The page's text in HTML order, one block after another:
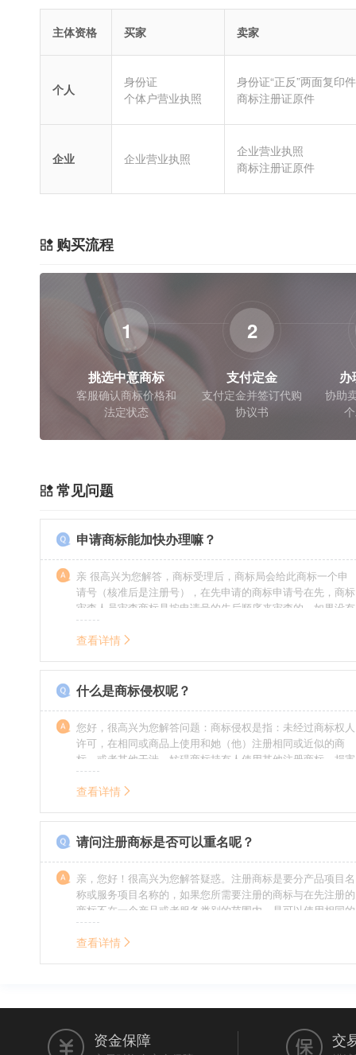
主体资格 买家 卖家
个人
身份证
个体户营业执照
身份证“正反”两面复印件
商标注册证原件
企业 企业营业执照
企业营业执照
商标注册证原件
购买流程
1
挑选中意商标
客服确认商标价格和
法定状态
2
支付定金
支付定金并签订代购
协议书
办
协助
常见问题
申请商标能加快办理嘛？
亲 很高兴为您解答，商标受理后，商标局会给此商标一个申
请号（核准后是注册号），在先申请的商标申请号在先，商标
审查人员审查商标是按申请号的先后顺序来审查的，如果没有
特殊情况（受理案件需要，被异议等），不会延迟也不会提
前。
查看详情
什么是商标侵权呢？
您好，很高兴为您解答问题：商标侵权是指：未经过商标权人
许可，在相同或商品上使用和她（他）注册相同或近似的商
标，或者其他干涉、妨碍商标持有人使用其他注册商标，损害
商标持有人合法权益的其他行为。侵权的人通常需要承担侵权
的责任，明知侵权的行为的人要承担赔偿的责任。情节严重
查看详情
请问注册商标是否可以重名呢？
亲，您好！很高兴为您解答疑惑。注册商标是要分产品项目名
称或服务项目名称的，如果您所需要注册的商标与在先注册的
商标不在一个产品或者服务类别的范围内，是可以使用相同的
名称的。希望我的回答能帮到您。
查看详情
资金保障 交